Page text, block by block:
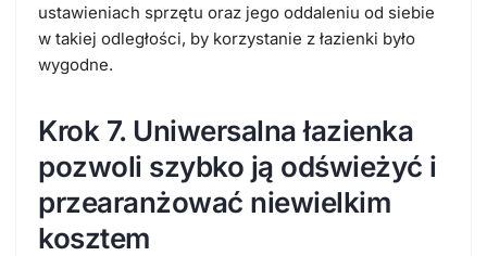
ustawieniach sprzętu oraz jego oddaleniu od siebie
w takiej odległości, by korzystanie z łazienki było
wygodne.
Krok 7. Uniwersalna łazienka
pozwoli szybko ją odświeżyć i
przearanżować niewielkim
kosztem